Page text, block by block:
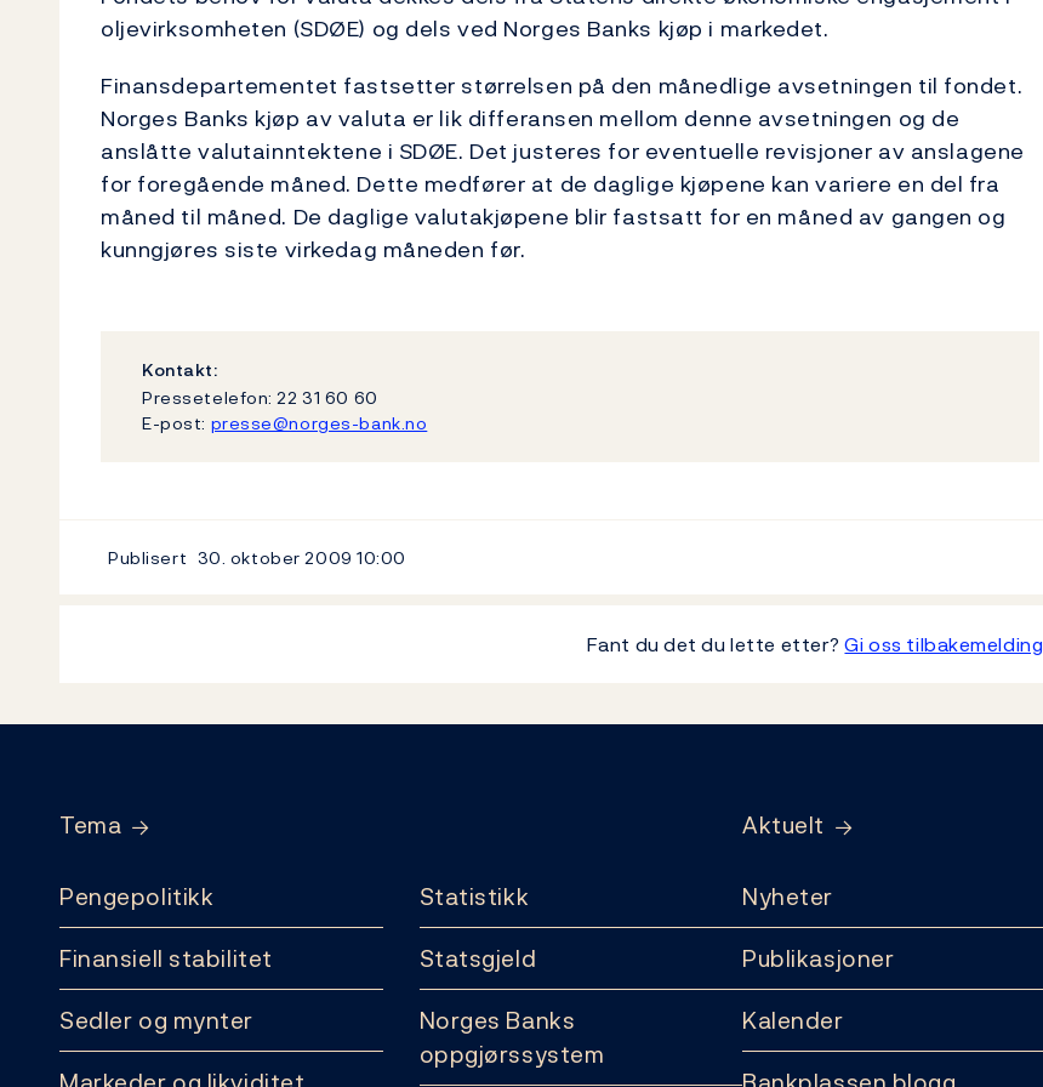
oljevirksomheten (SDØE) og dels ved Norges Banks kjøp i markedet.
Finansdepartementet fastsetter størrelsen på den månedlige avsetningen til fondet.
Norges Banks kjøp av valuta er lik differansen mellom denne avsetningen og de
anslåtte valutainntektene i SDØE. Det justeres for eventuelle revisjoner av anslagene
for foregående måned. Dette medfører at de daglige kjøpene kan variere en del fra
måned til måned. De daglige valutakjøpene blir fastsatt for en måned av gangen og
kunngjøres siste virkedag måneden før.
Kontakt:
Pressetelefon: 22 31 60 60
E-post: presse@norges-bank.no
Publisert 30. oktober 200910:00
Fant du det du lette etter?Gi oss tilbakemelding
Tema
Pengepolitikk
Finansiell stabilitet
Sedler og mynter
Statistikk
Statsgjeld
Norges Banks
oppgjørssystem
Aktuelt
Nyheter
Publikasjoner
Kalender